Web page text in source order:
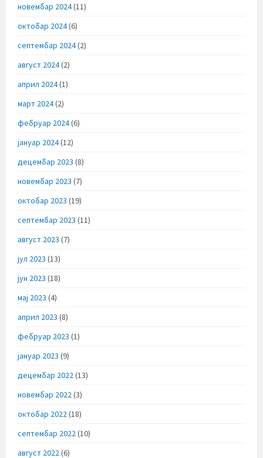
новембар 2024(11)
октобар 2024(6)
септембар 2024(2)
август 2024(2)
април 2024(1)
март 2024(2)
фебруар 2024(6)
јануар 2024(12)
децембар 2023 (8)
новембар 2023 (7)
октобар 2023 (19)
септембар 2023 (11)
август 2023 (7)
јул 2023 (13)
јун 2023 (18)
мај 2023 (4)
април 2023 (8)
фебруар 2023 (1)
јануар 2023 (9)
децембар 2022(13)
новембар 2022(3)
октобар 2022(18)
септембар 2022(10)
август 2022(6)